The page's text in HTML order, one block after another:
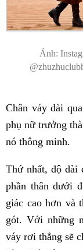
Ảnh:
Chân váy dài
phụ nữ trưởng
nó thông minh.
Thứ nhất, độ dài
phần thân dưới
giác cao hơn và
gót. Với những
váy rơi thẳng sẽ